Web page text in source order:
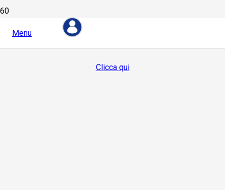
Menu
Devi essere loggato per visualizzare questo contenuto
Clicca qui